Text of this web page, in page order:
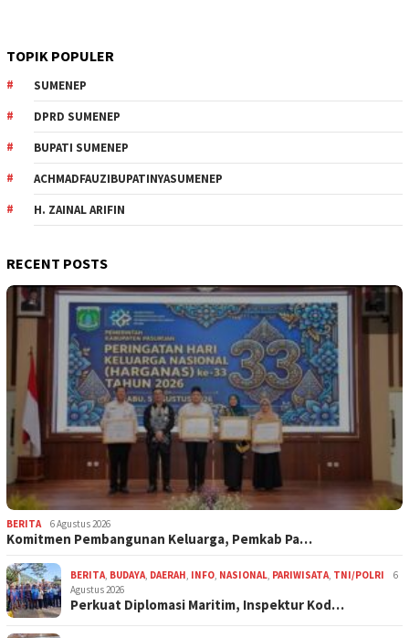
TOPIK POPULER
SUMENEP
DPRD SUMENEP
BUPATI SUMENEP
ACHMADFAUZIBUPATINYASUMENEP
H. ZAINAL ARIFIN
RECENT POSTS
BERITA 6 Agustus 2026
Komitmen Pembangunan Keluarga, Pemkab Pa…
BERITA, BUDAYA, DAERAH, INFO, NASIONAL, PARIWISATA, TNI/POLRI
6
Agustus 2026
Perkuat Diplomasi Maritim, Inspektur Kod…